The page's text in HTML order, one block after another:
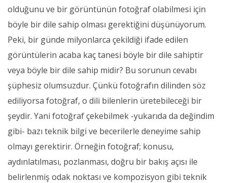
olduğunu ve bir görüntünün fotoğraf olabilmesi için
böyle bir dile sahip olması gerektiğini düşünüyorum.
Peki, bir günde milyonlarca çekildiği ifade edilen
görüntülerin acaba kaç tanesi böyle bir dile sahiptir
veya böyle bir dile sahip midir? Bu sorunun cevabı
şüphesiz olumsuzdur. Çünkü fotoğrafın dilinden söz
ediliyorsa fotoğraf, o dili bilenlerin üretebileceği bir
şeydir. Yani fotoğraf çekebilmek -yukarıda da değindim
gibi- bazı teknik bilgi ve becerilerle deneyime sahip
olmayı gerektirir. Örneğin fotoğraf; konusu,
aydınlatılması, pozlanması, doğru bir bakış açısı ile
belirlenmiş odak noktası ve kompozisyon gibi teknik